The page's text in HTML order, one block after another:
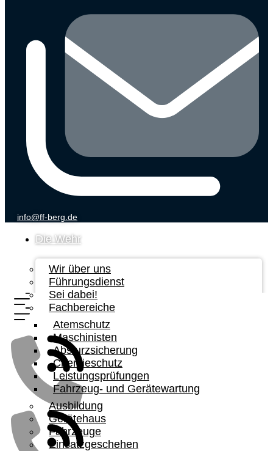
info@ff-berg.de
Die Wehr
Wir über uns
Führungsdienst
Sei dabei!
Fachbereiche
Atemschutz
Maschinisten
Absturzsicherung
Chemieschutz
Leistungsprüfungen
Fahrzeug- und Gerätewartung
Ausbildung
Gerätehaus
Fahrzeuge
Einsatzgeschehen